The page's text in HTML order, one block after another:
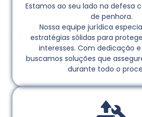
Estamos ao seu lado na defesa
de penhora.
Nossa equipe jurídica
estratégias sólidas para
interesses. Com dedicação
buscamos soluções que
durante todo o